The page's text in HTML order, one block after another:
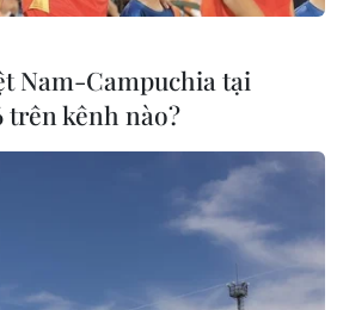
xe tải chở lợn để
soát dịch bệnh
chức năng khi đến Quảng
ngồi ở sàn dưới cùng ở giữa
Nam-Campuchia tại
trên kênh nào?